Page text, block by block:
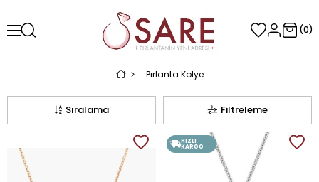
0
Pırlanta Kolye
Filtreleme
Sıralama
HIZLI
KARGO